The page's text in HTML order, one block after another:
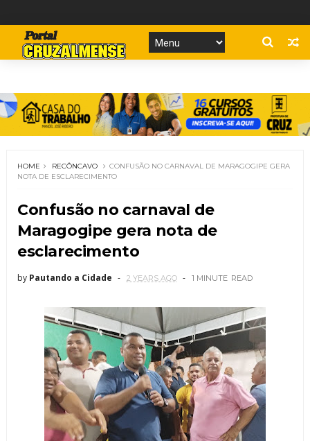
HOME RECÔNCAVO
CONFUSÃO NO CARNAVAL DE MARAGOGIPE GERA
NOTA DE ESCLARECIMENTO
Confusão no carnaval de
Maragogipe gera nota de
esclarecimento
by Pautando a Cidade 2 YEARS AGO 1 MINUTE READ